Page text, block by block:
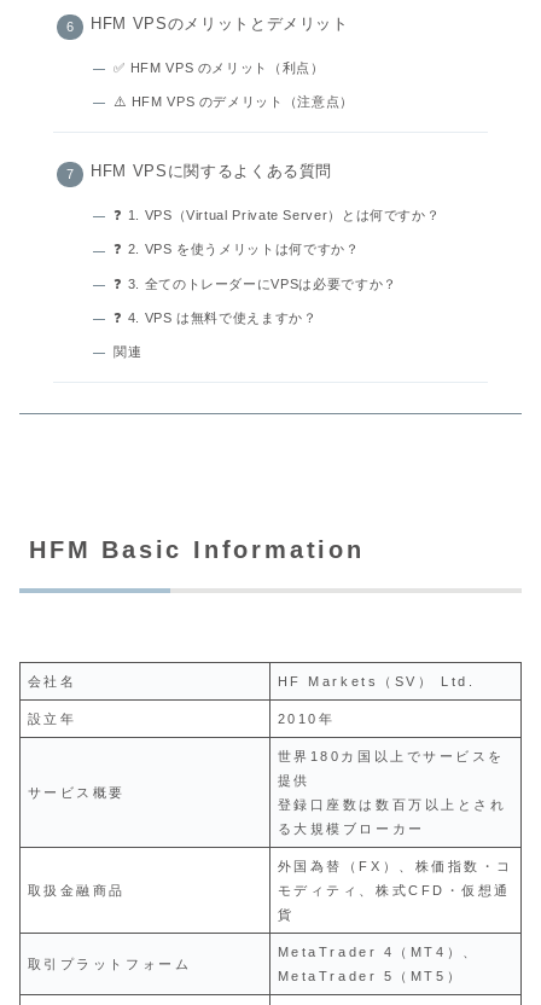
HFM VPSのメリットとデメリット
✅ HFM VPS のメリット（利点）
⚠️ HFM VPS のデメリット（注意点）
HFM VPSに関するよくある質問
❓ 1. VPS（Virtual Private Server）とは何ですか？
❓ 2. VPS を使うメリットは何ですか？
❓ 3. 全てのトレーダーにVPSは必要ですか？
❓ 4. VPS は無料で使えますか？
関連
HFM Basic Information
会社名 HF Markets（SV） Ltd.
設立年 2010年
サービス概要
世界180カ国以上でサービスを
提供
登録口座数は数百万以上とされ
る大規模ブローカー
取扱金融商品
外国為替（FX）、株価指数・コ
モディティ、株式CFD・仮想通
貨
取引プラットフォーム
MetaTrader 4（MT4）、
MetaTrader 5（MT5）